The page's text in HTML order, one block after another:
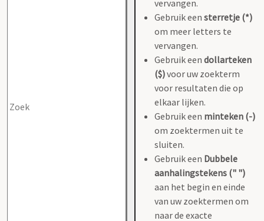
vervangen.
Gebruik een sterretje (*)
om meer letters te
vervangen.
Gebruik een dollarteken
($)voor uw zoekterm
voor resultaten die op
elkaar lijken.
Gebruik een minteken (-)
om zoektermen uit te
sluiten.
Gebruik een Dubbele
aanhalingstekens (" ")
aan het begin en einde
van uw zoektermen om
naar de exacte